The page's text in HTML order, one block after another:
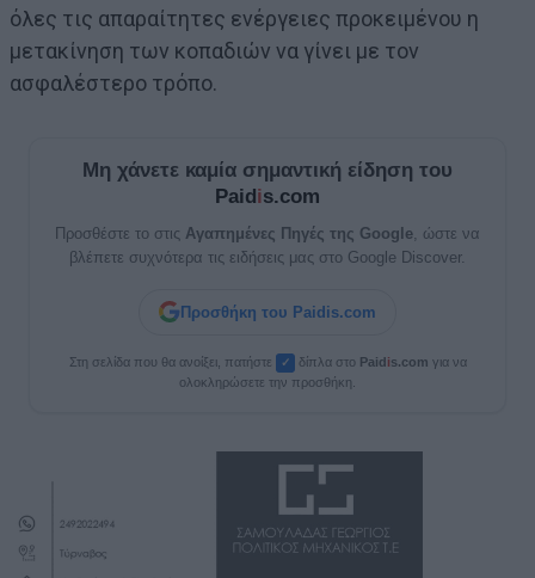
όλες τις απαραίτητες ενέργειες προκειμένου η
μετακίνηση των κοπαδιών να γίνει με τον
ασφαλέστερο τρόπο.
Μη χάνετε καμία σημαντική είδηση του
Paidis.com
Προσθέστε το στις Αγαπημένες Πηγές της Google , ώστε να
βλέπετε συχνότερα τις ειδήσεις μας στο Google Discover.
Προσθήκη του Paidis.com
Στη σελίδα που θα ανοίξει, πατήστε ✓ δίπλα στο Paidis.com για να
ολοκληρώσετε την προσθήκη.